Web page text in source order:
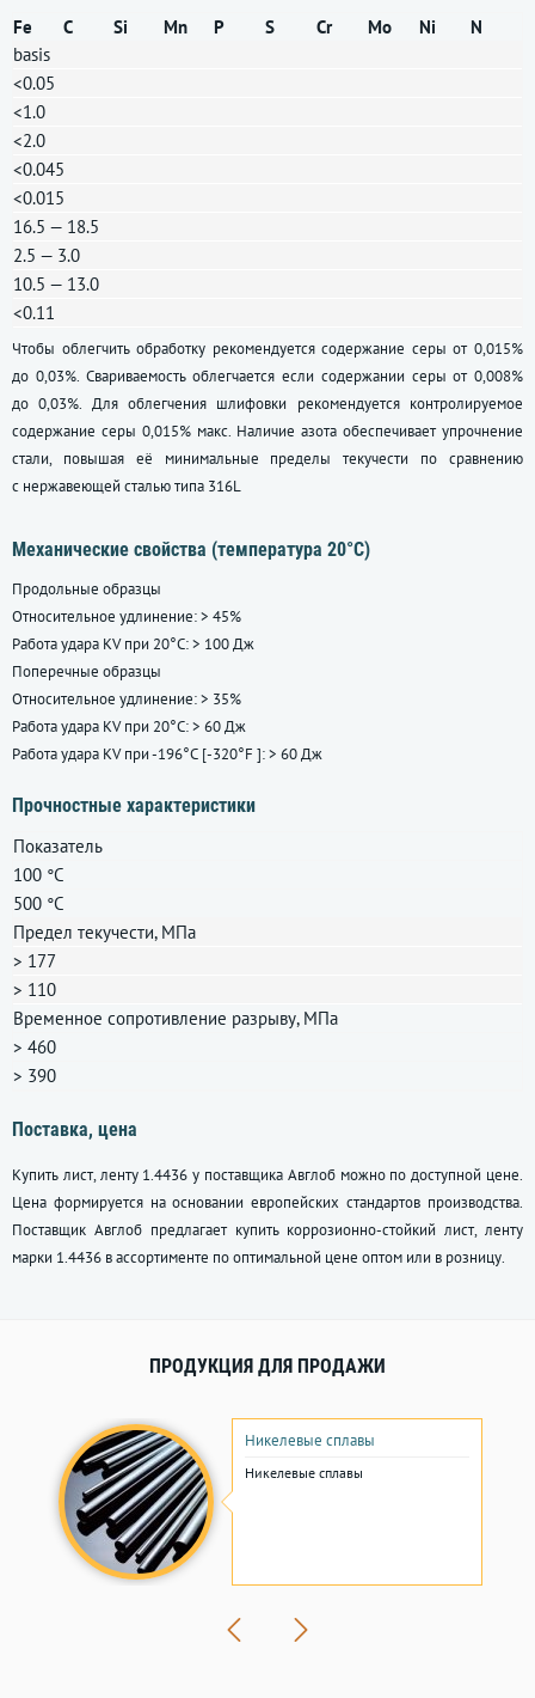
Fe
С Si Mn P S Cr Mo Ni
N
basis
<0.05
<1.0
<2.0
<0.045
<0.015
16.5 — 18.5
2.5 — 3.0
10.5 — 13.0
<0.11
Чтобы облегчить обработку рекомендуется содержание серы от 0,015%
до 0,03%. Свариваемость облегчается если содержании серы от 0,008%
до 0,03%. Для облегчения шлифовки рекомендуется контролируемое
содержание серы 0,015% макс. Наличие азота обеспечивает упрочнение
стали, повышая её минимальные пределы текучести по сравнению
с нержавеющей сталью типа 316L
Механические свойства (температура 20°С)
Продольные образцы
Относительное удлинение: > 45%
Работа удара KV при 20°С: > 100 Дж
Поперечные образцы
Относительное удлинение: > 35%
Работа удара KV при 20°С: > 60 Дж
Работа удара KV при -196°С [-320°F ]: > 60 Дж
Прочностные характеристики
Показатель
100 °С
500 °С
Предел текучести, МПа
> 177
> 110
Временное сопротивление разрыву, МПа
> 460
> 390
Поставка, цена
Купить лист, ленту 1.4436 у поставщика Авглоб можно по доступной цене.
Цена формируется на основании европейских стандартов производства.
Поставщик Авглоб предлагает купить коррозионно-стойкий лист, ленту
марки 1.4436 в ассортименте по оптимальной цене оптом или в розницу.
ПРОДУКЦИЯ ДЛЯ ПРОДАЖИ
Никелевые сплавы
Никелевые сплавы